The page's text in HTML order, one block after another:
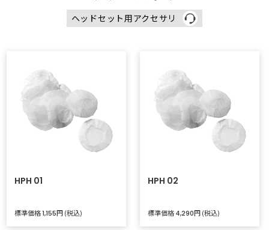
ヘッドセット用アクセサリ
HPH 01
標準価格1,155円 (税込)
HPH 02
標準価格4,290円 (税込)